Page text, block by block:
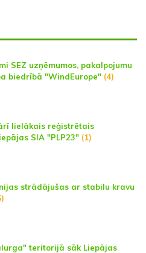
SEZ uzņēmumos, pakalpojumu
biedrībā "WindEurope" (4)
lielākais reģistrētais
SIA "PLP23" (1)
strādājušas ar stabilu kravu
teritorijā sāk Liepājas